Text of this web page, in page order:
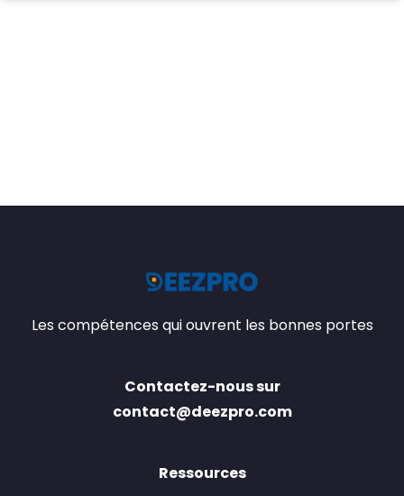
Les compétences qui ouvrent les bonnes portes
Contactez-nous sur
contact@deezpro.com
Ressources